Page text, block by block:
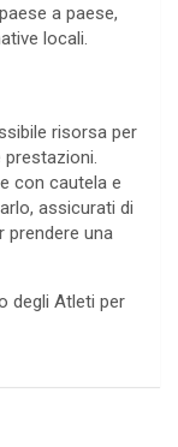
a paese,
locali.
risorsa per
prestazioni.
con cautela e
assicurati di
prendere una